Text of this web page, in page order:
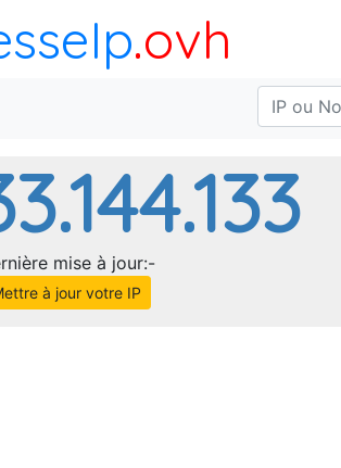
.ovh
mise à jour:-
à jour votre IP